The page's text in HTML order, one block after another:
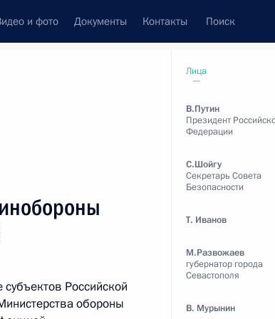
и фото Документы Контакты Поиск
Комиссии и советы
май, 2020
конференции
Российской
обороны
Лица
В.Путин
Президент
Федерации
С.Шойгу
Секретарь Совета
Безопасности
Т. Иванов
М.Развожаев
губернатор города
Севастополя
В. Мурынин